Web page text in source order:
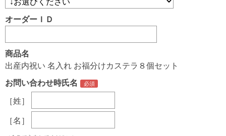
オーダーＩＤ
商品名
出産内祝い 名入れ お福分けカステラ８個セット
お問い合わせ時氏名
［姓］
［名］